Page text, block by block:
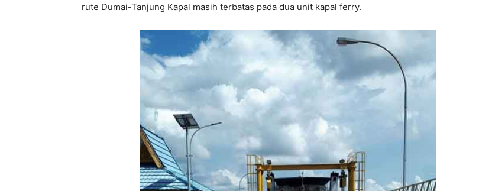
rute Dumai-Tanjung Kapal masih terbatas pada dua unit kapal ferry.